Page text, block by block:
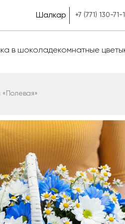
Шалкар +7 (771) 130-71-
в шоколадекомнатные цветы
«Полевая»